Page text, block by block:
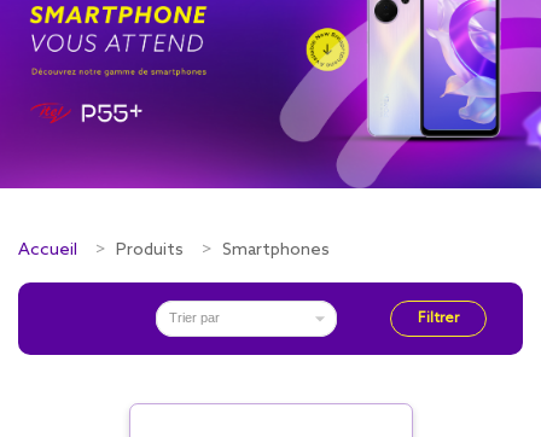
Accueil Produits Smartphones
Trier par  Filtrer